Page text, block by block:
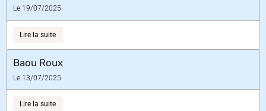
Le 19/07/2025
Lire la suite
Baou Roux
Le 13/07/2025
Lire la suite